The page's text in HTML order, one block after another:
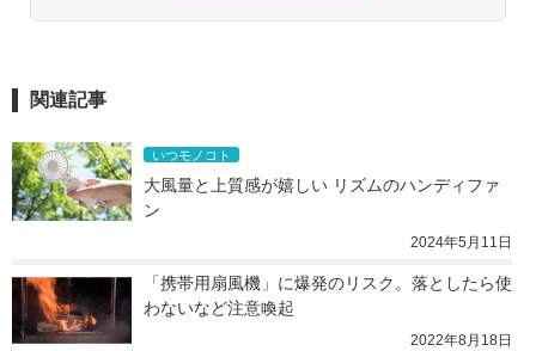
関連記事
いつモノコト
大風量と上質感が嬉しい リズムのハンディファ
ン
2024年5月11日
「携帯用扇風機」に爆発のリスク。落としたら使
わないなど注意喚起
2022年8月18日